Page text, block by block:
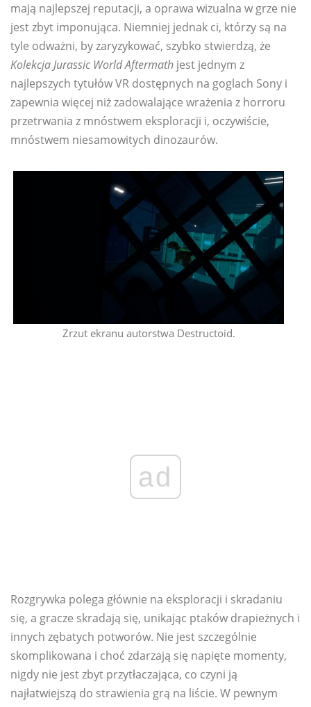
mają najlepszej reputacji, a oprawa wizualna w grze nie
jest zbyt imponująca. Niemniej jednak ci, którzy są na
tyle odważni, by zaryzykować, szybko stwierdzą, że
Kolekcja Jurassic World Aftermath jest jednym z
najlepszych tytułów VR dostępnych na goglach Sony i
zapewnia więcej niż zadowalające wrażenia z horroru
przetrwania z mnóstwem eksploracji i, oczywiście,
mnóstwem niesamowitych dinozaurów.
Zrzut ekranu autorstwa Destructoid.
ad
Rozgrywka polega głównie na eksploracji i skradaniu
się, a gracze skradają się, unikając ptaków drapieżnych i
innych zębatych potworów. Nie jest szczególnie
skomplikowana i choć zdarzają się napięte momenty,
nigdy nie jest zbyt przytłaczająca, co czyni ją
najłatwiejszą do strawienia grą na liście. W pewnym